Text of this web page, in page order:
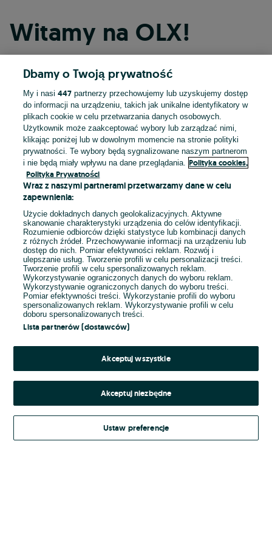
Witamy na OLX!
Kontynuuj przez Facebooka
Kontynuuj przez konto Apple
Kontynuuj przez konto Google
LUB
E-mail
Hasło
Kontynuując za pośrednictwem jednego z dostawców wskazanych powyżej,
Regulamin serwisu OLX.pl w jego aktualnym brzmieniu.
Dbamy o Twoją prywatność
My i nasi447 partnerzy przechowujemy lub uzyskujemy dostęp
do informacji na urządzeniu, takich jak unikalne identyfikatory w
plikach cookie w celu przetwarzania danych osobowych.
Użytkownik może zaakceptować wybory lub zarządzać nimi,
klikając poniżej lub w dowolnym momencie na stronie polityki
prywatności. Te wybory będą sygnalizowane naszym partnerom
i nie będą miały wpływu na dane przeglądania.
Polityka cookies,
Polityka Prywatności
Wraz z naszymi partnerami przetwarzamy dane w celu
zapewnienia:
Użycie dokładnych danych geolokalizacyjnych. Aktywne
skanowanie charakterystyki urządzenia do celów identyfikacji.
Rozumienie odbiorców dzięki statystyce lub kombinacji danych
z różnych źródeł. Przechowywanie informacji na urządzeniu lub
dostęp do nich. Pomiar efektywności reklam. Rozwój i
ulepszanie usług. Tworzenie profili w celu personalizacji treści.
Tworzenie profili w celu spersonalizowanych reklam.
Wykorzystywanie ograniczonych danych do wyboru reklam.
Wykorzystywanie ograniczonych danych do wyboru treści.
Pomiar efektywności treści. Wykorzystanie profili do wyboru
spersonalizowanych reklam. Wykorzystywanie profili w celu
doboru spersonalizowanych treści.
Lista partnerów (dostawców)
Akceptuj wszystkie
Akceptuj niezbędne
Ustaw preferencje